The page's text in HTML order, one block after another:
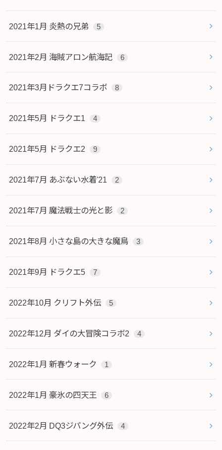
2021年1月 炎熱の兄弟 5
2021年2月 海賊アロン航海記 6
2021年3月ドラクエ7コラボ 8
2021年5月 ドラクエ1 4
2021年5月 ドラクエ2 9
2021年7月 あぶない水着'21 2
2021年7月 魔法戦士の光と影 2
2021年8月 小さな島の大きな魔鳥 3
2021年9月 ドラクエ5 7
2022年10月 クリフト外伝 5
2022年12月 ダイの大冒険コラボ2 4
2022年1月 新春ウォーク 1
2022年1月 豪氷の四天王 6
2022年2月 DQ3ジパング外伝 4